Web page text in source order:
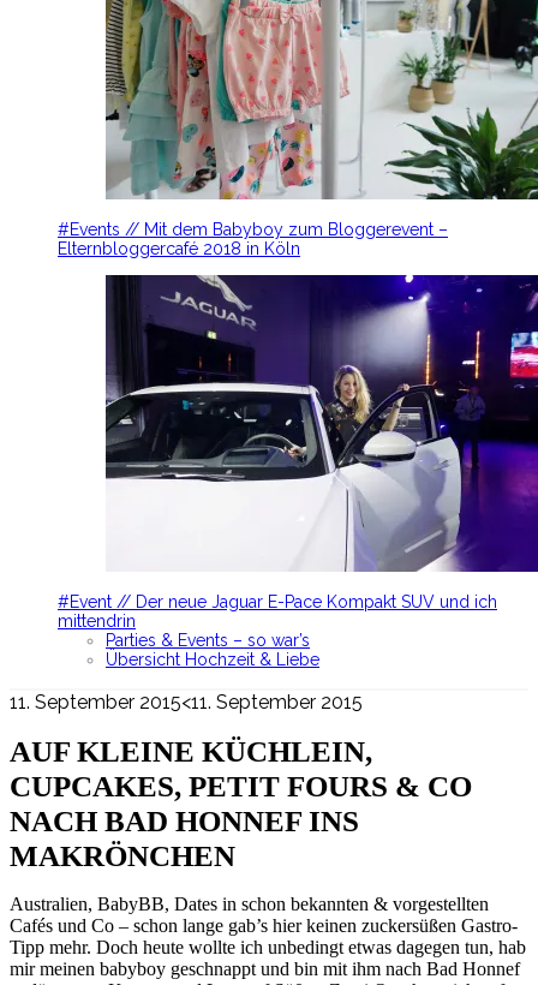
#Events // Mit dem Babyboy zum Bloggerevent –
Elternbloggercafé 2018 in Köln
#Event // Der neue Jaguar E-Pace Kompakt SUV und ich
mittendrin
Parties & Events – so war’s
Übersicht Hochzeit & Liebe
11. September 2015<11. September 2015
AUF KLEINE KÜCHLEIN,
CUPCAKES, PETIT FOURS & CO
NACH BAD HONNEF INS
MAKRÖNCHEN
Australien, BabyBB, Dates in schon bekannten & vorgestellten
Cafés und Co – schon lange gab’s hier keinen zuckersüßen Gastro-
Tipp mehr. Doch heute wollte ich unbedingt etwas dagegen tun, hab
mir meinen babyboy geschnappt und bin mit ihm nach Bad Honnef